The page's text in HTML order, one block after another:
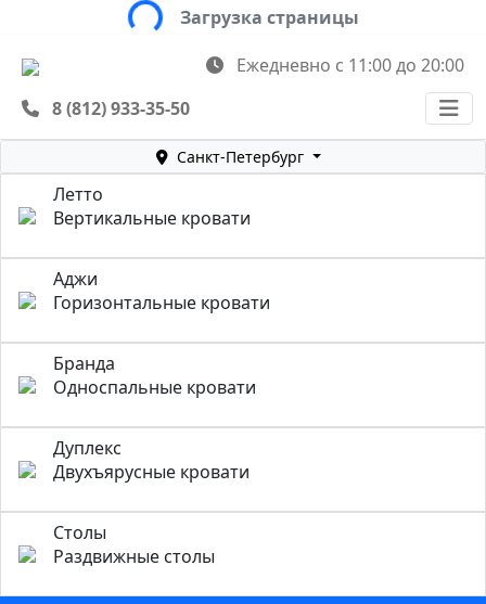
Загрузка страницы
Ежедневно с 11:00 до 20:00
8 (812) 933-35-50
Санкт-Петербург
Летто
Вертикальные кровати
Аджи
Горизонтальные кровати
Бранда
Односпальные кровати
Дуплекс
Двухъярусные кровати
Столы
Раздвижные столы